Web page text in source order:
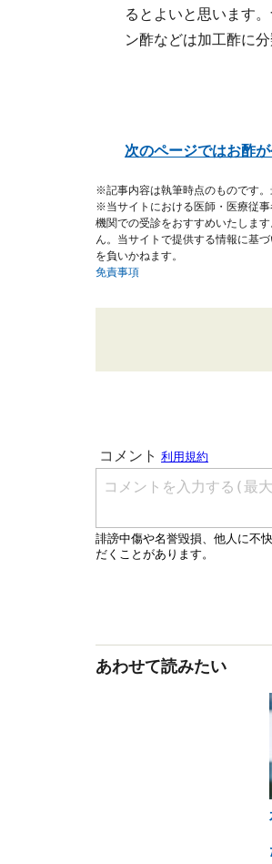
るとよいと思います
ン酢などは加工酢に
次のページではお酢
※記事内容は執筆時点のものです。
※当サイトにおける医師・医療従
機関での受診をおすすめいたしま
ん。当サイトで提供する情報に基
を負いかねます。
免責事項
あわせて読みたい